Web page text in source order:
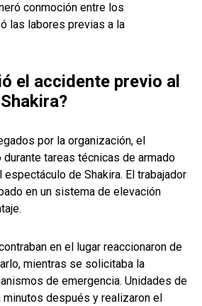
conmoción entre los
las labores previas a la
el accidente previo al
por la organización, el
tareas técnicas de armado
de Shakira. El trabajador
en un sistema de elevación
en el lugar reaccionaron de
mientras se solicitaba la
de emergencia. Unidades de
después y realizaron el